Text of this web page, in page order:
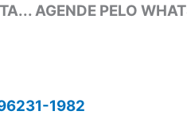
AGENDE PELO
1982